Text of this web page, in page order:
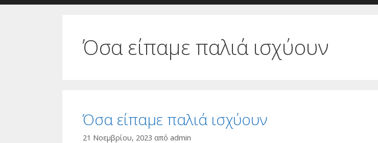
Όσα είπαμε παλιά ισχύουν
Όσα είπαμε παλιά ισχύουν
21 Νοεμβρίου, 2023 από admin